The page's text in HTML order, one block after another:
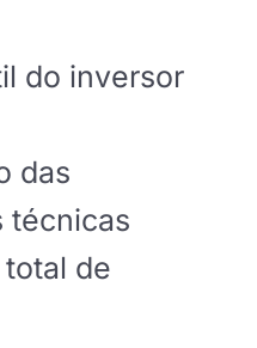
do inversor
das
técnicas
de